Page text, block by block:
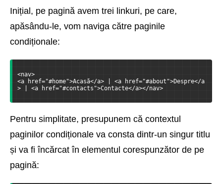
Inițial, pe pagină avem trei linkuri, pe care,
apăsându-le, vom naviga către paginile
condiționale:
<nav>
<a href="#home">Acasă</a> | <a href="#about">Despre</a
> | <a href="#contacts">Contacte</a></nav>
Pentru simplitate, presupunem că contextul
paginilor condiționale va consta dintr-un singur titlu
și va fi încărcat în elementul corespunzător de pe
pagină: